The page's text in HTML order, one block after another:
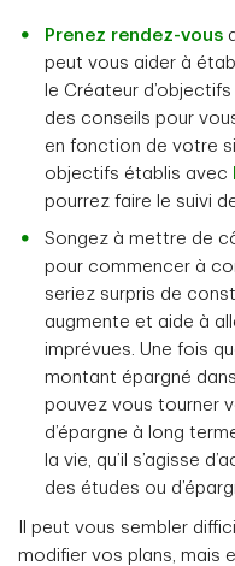
Prenez rendez-vous
peut vous aider à
le Créateur
des conseils pour
en fonction de votre
objectifs établis avec
pourrez faire le suivi
Songez à mettre de
pour commencer à
seriez surpris de
augmente et aide à
imprévues. Une fois
montant épargné
pouvez vous tourner
d’épargne à long
la vie, qu’il s’agisse
des études ou
Il peut vous sembler
modifier vos plans, mais